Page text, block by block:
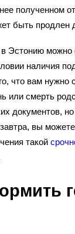
полученном
быть продлен
в Эстонию
наличия
что вам нужно
или смерть
документов,
вы
такой